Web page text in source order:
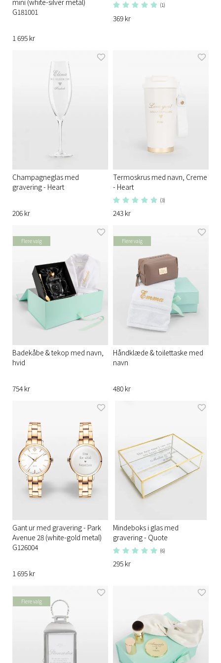
G181001
1 695 kr
(1)
369 kr
Champagneglas med
gravering - Heart
206 kr
Termoskrus med navn, Creme
- Heart
(3)
243 kr
Flere valg
Badekåbe & tekop med navn,
hvid
754 kr
Flere valg
Håndklæde & toilettaske med
navn
480 kr
Gant ur med gravering - Park
Avenue 28 (white-gold metal)
G126004
1 695 kr
Mindeboks i glas med
gravering - Quote
(6)
295 kr
Flere valg